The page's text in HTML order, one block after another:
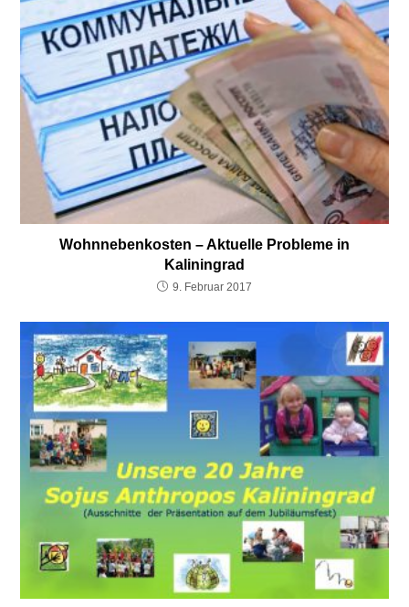
Wohnnebenkosten – Aktuelle Probleme in
Kaliningrad
9. Februar 2017